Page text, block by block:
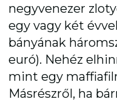
negyvenezer
egy vagy két
bányának
euró). Nehéz
mint egy
Másrészről, ha